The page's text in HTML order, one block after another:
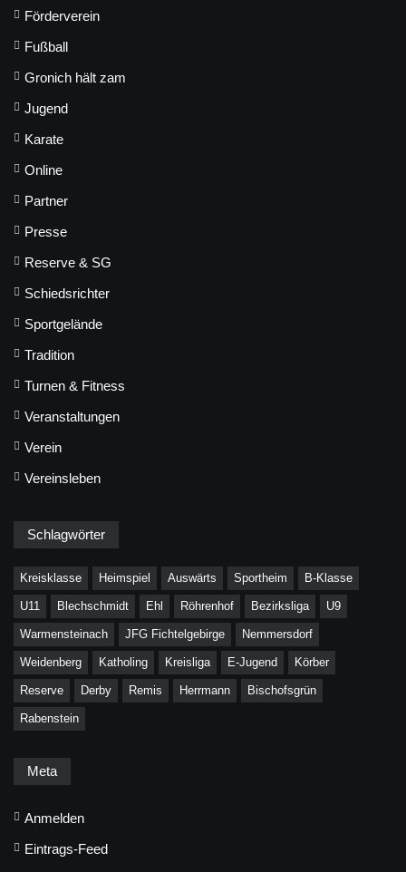
Förderverein
Fußball
Gronich hält zam
Jugend
Karate
Online
Partner
Presse
Reserve & SG
Schiedsrichter
Sportgelände
Tradition
Turnen & Fitness
Veranstaltungen
Verein
Vereinsleben
Schlagwörter
Kreisklasse Heimspiel Auswärts Sportheim B-Klasse
U11 Blechschmidt Ehl Röhrenhof Bezirksliga U9
Warmensteinach JFG Fichtelgebirge Nemmersdorf
Weidenberg Katholing Kreisliga E-Jugend Körber
Reserve Derby Remis Herrmann Bischofsgrün
Rabenstein
Meta
Anmelden
Eintrags-Feed